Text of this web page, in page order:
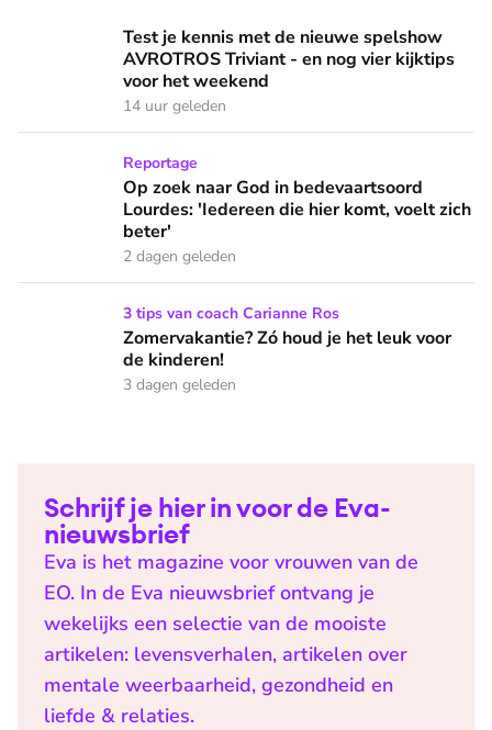
Test je kennis met de nieuwe spelshow AVROTROS
Test je kennis met de nieuwe spelshow
AVROTROS Triviant - en nog vier kijktips
voor het weekend
14 uur geleden
Op zoek naar God in bedevaartsoord Lourdes: 'Iedereen
Reportage
Op zoek naar God in bedevaartsoord
Lourdes: 'Iedereen die hier komt, voelt zich
beter'
2 dagen geleden
Zomervakantie? Zó houd je het leuk voor de kinderen!
3 tips van coach Carianne Ros
Zomervakantie? Zó houd je het leuk voor
de kinderen!
3 dagen geleden
Schrijf je hier in voor de Eva-
nieuwsbrief
Eva is het magazine voor vrouwen van de
EO. In de Eva nieuwsbrief ontvang je
wekelijks een selectie van de mooiste
artikelen: levensverhalen, artikelen over
mentale weerbaarheid, gezondheid en
liefde & relaties.